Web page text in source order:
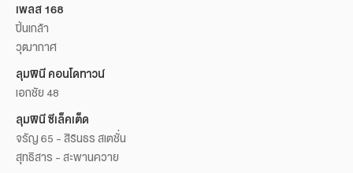
เพลส 168
ปิ่นเกล้า
วุฒากาศ
ลุมพินี คอนโดทาวน์
เอกชัย 48
ลุมพินี ซีเล็คเต็ด
จรัญ 65 - สิรินธร สเตชั่น
สุทธิสาร - สะพานควาย